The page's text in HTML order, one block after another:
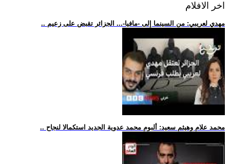
اخر الافلام
.. مهدي لعريبي: من السينما إلى -مافيا-... الجزائر تقبض على زعيم
.. محمد علام وهيثم سعيد: ألبوم محمد عدوية الجديد استكمالا لنجاح